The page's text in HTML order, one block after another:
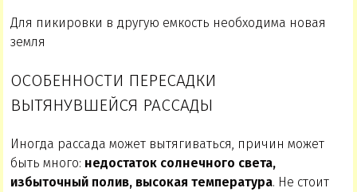
Для пикировки в другую емкость необходима новая
земля
ОСОБЕННОСТИ ПЕРЕСАДКИ
ВЫТЯНУВШЕЙСЯ РАССАДЫ
Иногда рассада может вытягиваться, причин может
быть много: недостаток солнечного света,
избыточный полив, высокая температура. Не стоит